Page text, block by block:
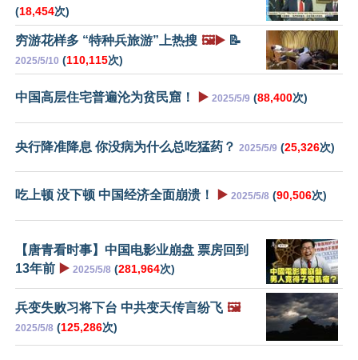
(18,454次)
穷游花样多 “特种兵旅游”上热搜 🖼️▶️ 📝
2025/5/10 (110,115次)
中国高层住宅普遍沦为贫民窟！ ▶️ 2025/5/9 (88,400次)
央行降准降息 你没病为什么总吃猛药？ 2025/5/9 (25,326次)
吃上顿 没下顿 中国经济全面崩溃！ ▶️ 2025/5/8 (90,506次)
【唐青看时事】中国电影业崩盘 票房回到
13年前 ▶️ 2025/5/8 (281,964次)
兵变失败习将下台 中共变天传言纷飞 🖼️
2025/5/8 (125,286次)